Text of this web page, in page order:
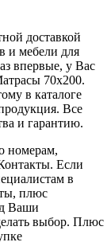
доставкой
и мебели для
впервые, у Вас
70x200.
в каталоге
Все
и гарантию.
номерам,
Если
в
плюс
Ваши
выбор. Плюс